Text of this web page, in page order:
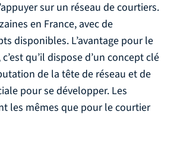
sur un réseau de courtiers.
en France, avec de
disponibles. L’avantage pour le
qu’il dispose d’un concept clé
de la tête de réseau et de
pour se développer. Les
les mêmes que pour le courtier